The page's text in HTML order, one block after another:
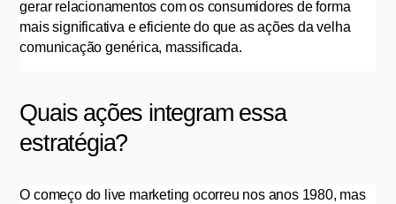
gerar relacionamentos com os consumidores de forma
mais significativa e eficiente do que as ações da velha
comunicação genérica, massificada.
Quais ações integram essa
estratégia?
O começo do live marketing ocorreu nos anos 1980, mas